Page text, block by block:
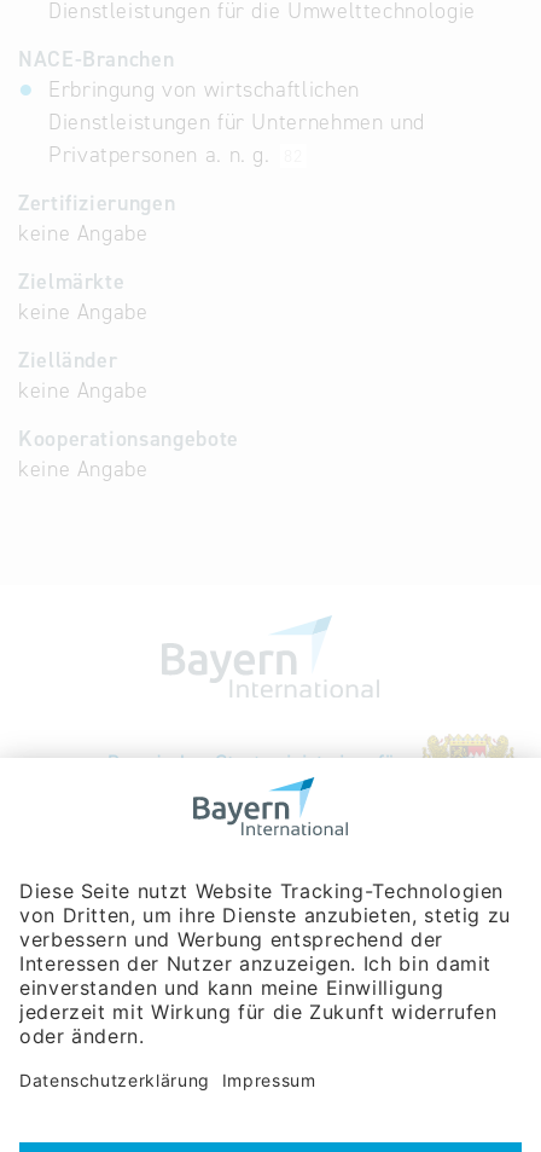
Dienstleistungen für die Umwelttechnologie
NACE-Branchen
Erbringung von wirtschaftlichen
Dienstleistungen für Unternehmen und
Privatpersonen a. n. g.
Zertifizierungen
keine Angabe
Zielmärkte
keine Angabe
Zielländer
keine Angabe
Kooperationsangebote
keine Angabe
Bayerische Gesellschaft für Internationale
Rosenheimer Str. 143C
81671 München
Tel:+49 180 5949260
(Festnetz 14 ct/min, Mobil max. 42 ct/min)
Hotline
Datenschutzerklärung